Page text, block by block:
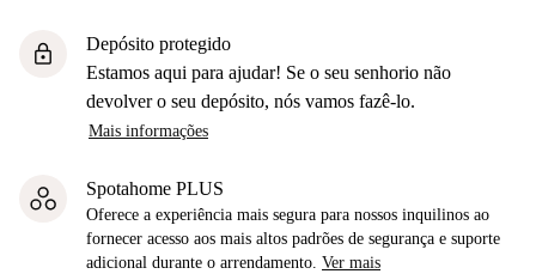
lock
Depósito protegido
Estamos aqui para ajudar! Se o seu senhorio não
devolver o seu depósito, nós vamos fazê-lo.
Mais informações
Spotahome PLUS
Oferece a experiência mais segura para nossos inquilinos ao
fornecer acesso aos mais altos padrões de segurança e suporte
adicional durante o arrendamento. Ver mais